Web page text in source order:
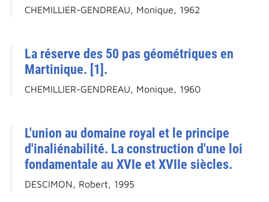
CHEMILLIER-GENDREAU, Monique, 1962
La réserve des 50 pas géométriques en
Martinique. [1].
CHEMILLIER-GENDREAU, Monique, 1960
L'union au domaine royal et le principe
d'inaliénabilité. La construction d'une loi
fondamentale au XVIe et XVIIe siècles.
DESCIMON, Robert, 1995